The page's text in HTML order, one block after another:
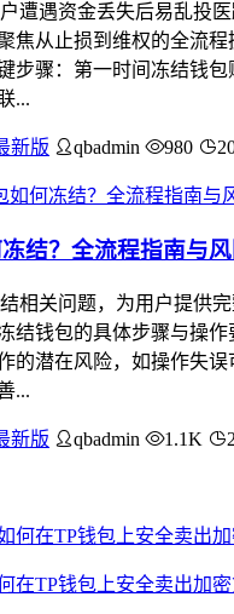
遭遇资金丢失后易乱投医
焦从止损到维权的全流程
步骤：第一时间冻结钱
...
新版 qbadmin 980
结？全流程指南与
相关问题，为用户提供
结钱包的具体步骤与操作
的潜在风险，如操作失误
...
新版 qbadmin 1.1K
在TP钱包上安全卖出加密